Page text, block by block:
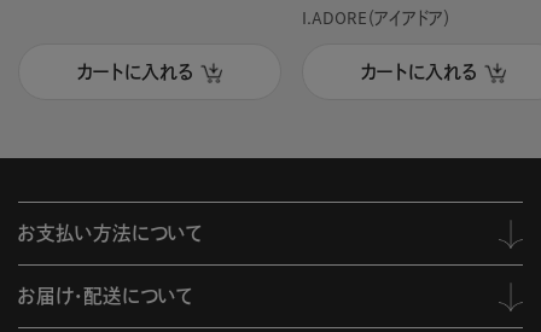
カートに入れる
I.ADORE（アイアドア）
カートに入れる
お支払い方法について
お届け・配送について